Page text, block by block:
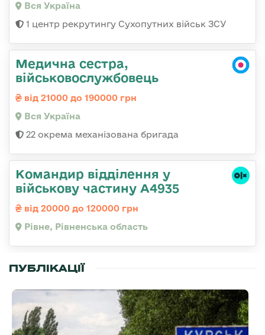
Вся Україна
1 центр рекрутингу Сухопутних військ ЗСУ
Медична сестра,
військовослужбовець
від 21000 до 190000 грн
Вся Україна
22 окрема механізована бригада
Командир відділення у
військову частину А4935
від 20000 до 120000 грн
Рівне, Рівненська область
ПУБЛІКАЦІЇ